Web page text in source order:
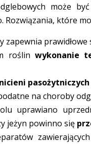
może
które
zapewnia
roślin wykonanie
na choroby
uprawiano
jeżyn powinno się
zawierających